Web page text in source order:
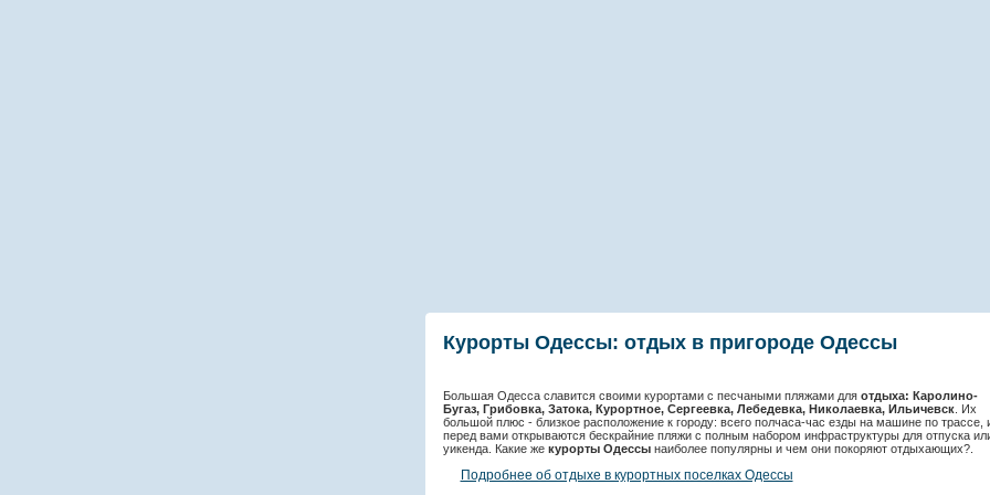
Курорты Одессы: отдых в пригороде Одессы
Большая Одесса славится своими курортами с песчаными пляжами для отдыха: Каролино-
Бугаз, Грибовка, Затока, Курортное, Сергеевка, Лебедевка, Николаевка, Ильичевск. Их
большой плюс - близкое расположение к городу: всего полчаса-час езды на машине по трассе,
перед вами открываются бескрайние пляжи с полным набором инфраструктуры для отпуска
уикенда. Какие же курорты Одессынаиболее популярны и чем они покоряют отдыхающих?.
Подробнее об отдыхе в курортных поселках Одессы